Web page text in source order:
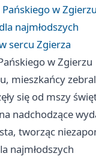
w Zgierzu
najmłodszych
sercu Zgierza
w Zgierzu
mieszkańcy
się od mszy
nadchodzące
tworząc
najmłodszych